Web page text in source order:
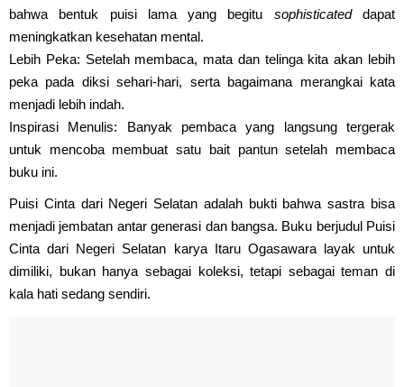
bahwa bentuk puisi lama yang begitu sophisticateddapat
meningkatkan kesehatan mental.
Lebih Peka: Setelah membaca, mata dan telinga kita akan lebih
peka pada diksi sehari-hari, serta bagaimana merangkai kata
menjadi lebih indah.
Inspirasi Menulis: Banyak pembaca yang langsung tergerak
untuk mencoba membuat satu bait pantun setelah membaca
buku ini.
Puisi Cinta dari Negeri Selatan adalah bukti bahwa sastra bisa
menjadi jembatan antar generasi dan bangsa. Buku berjudul Puisi
Cinta dari Negeri Selatan karya Itaru Ogasawara layak untuk
dimiliki, bukan hanya sebagai koleksi, tetapi sebagai teman di
kala hati sedang sendiri.